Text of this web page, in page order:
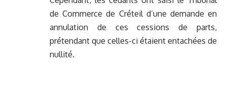
de Commerce de Créteil d’une demande en
annulation de ces cessions de parts,
prétendant que celles-ci étaient entachées de
nullité.